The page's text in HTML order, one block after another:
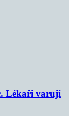
Lékaři varují